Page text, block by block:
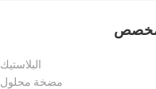
البلاستيك
مضخة محلول